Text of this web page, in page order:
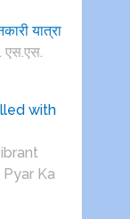
यात्रा
एस.एस.
with
Ka